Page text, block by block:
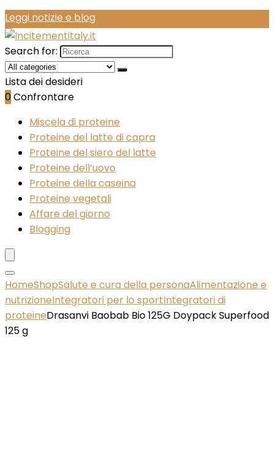
Leggi notizie e blog
Search for:
Lista dei desideri
0Confrontare
Miscela di proteine
Proteine del latte di capra
Proteine del siero del latte
Proteine dell’uovo
Proteine della caseina
Proteine vegetali
Affare del giorno
Blogging
HomeShopSalute e cura della personaAlimentazione e
nutrizioneIntegratori per lo sportIntegratori di
proteineDrasanvi Baobab Bio 125G Doypack Superfood
125 g